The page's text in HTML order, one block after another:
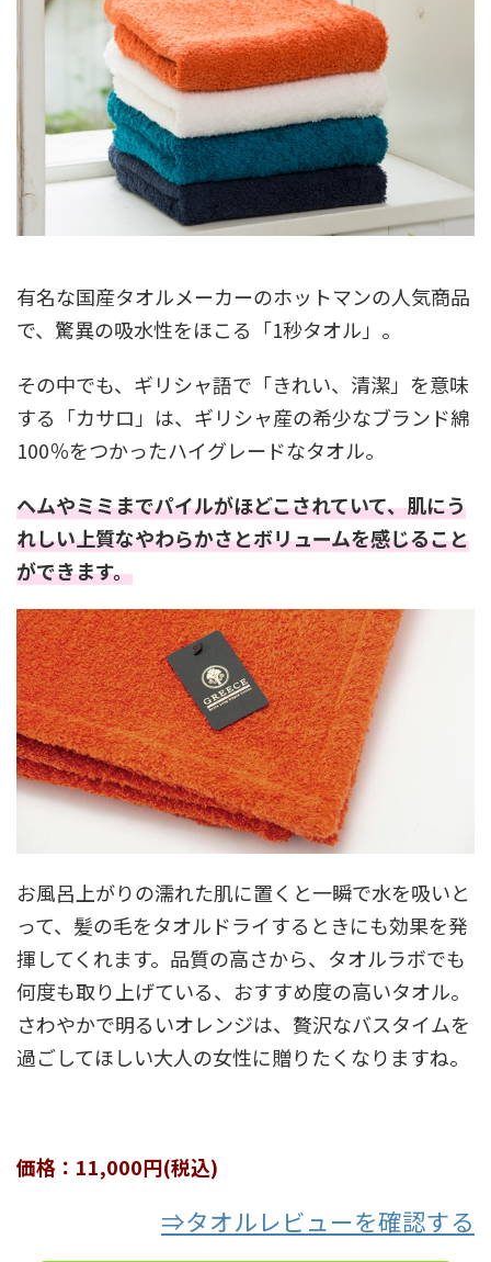
有名な国産タオルメーカーのホットマンの人気商品
で、驚異の吸水性をほこる「1秒タオル」。
その中でも、ギリシャ語で「きれい、清潔」を意味
する「カサロ」は、ギリシャ産の希少なブランド綿
100％をつかったハイグレードなタオル。
ヘムやミミまでパイルがほどこされていて、肌にう
れしい上質なやわらかさとボリュームを感じること
ができます。
お風呂上がりの濡れた肌に置くと一瞬で水を吸いと
って、髪の毛をタオルドライするときにも効果を発
揮してくれます。品質の高さから、タオルラボでも
何度も取り上げている、おすすめ度の高いタオル。
さわやかで明るいオレンジは、贅沢なバスタイムを
過ごしてほしい大人の女性に贈りたくなりますね。
価格：11,000円(税込)
⇒タオルレビューを確認する